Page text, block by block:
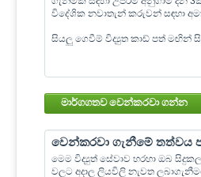
විදේශික නවාතැන් කරුවන් සඳහා
සියලු ගෙවීම් විද්‍යුත කාඩ් පත් මඟින්
මාර්ගගතව වෙන්කරවා ගන්න
වෙන්කරවා ගැනීමේ තත්වය
මෙම විද්‍යුත් සේවාව හරහා ඔබ
වලට අදාල ලියවිලි නැවත